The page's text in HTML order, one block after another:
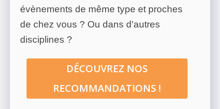
évènements de même type et proches
de chez vous ? Ou dans d'autres
disciplines ?
DÉCOUVREZ NOS
RECOMMANDATIONS !